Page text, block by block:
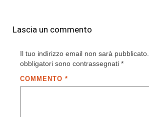
Lascia un commento
Il tuo indirizzo email non sarà pubblicato.
obbligatori sono contrassegnati *
COMMENTO *